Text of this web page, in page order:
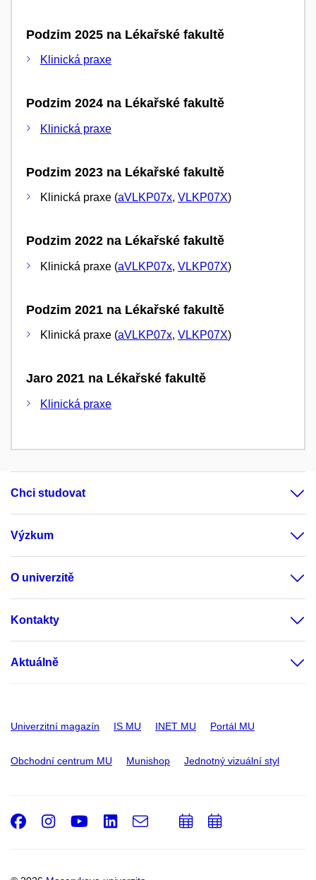
Podzim 2025 na Lékařské fakultě
Klinická praxe
Podzim 2024 na Lékařské fakultě
Klinická praxe
Podzim 2023 na Lékařské fakultě
Klinická praxe (aVLKP07x, VLKP07X)
Podzim 2022 na Lékařské fakultě
Klinická praxe (aVLKP07x, VLKP07X)
Podzim 2021 na Lékařské fakultě
Klinická praxe (aVLKP07x, VLKP07X)
Jaro 2021 na Lékařské fakultě
Klinická praxe
Chci studovat
Výzkum
O univerzitě
Kontakty
Aktuálně
Univerzitní magazín IS MU INET MU Portál MU
Obchodní centrum MU Munishop Jednotný vizuální styl
Facebook
Instagram
Youtube
LinkedIn
e-
PřidatPřidat